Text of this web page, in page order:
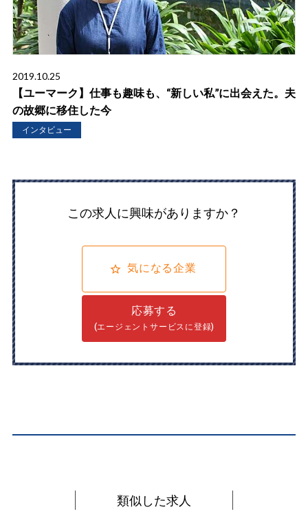
2019.10.25
【ユーマーク】仕事も趣味も、“新しい私”に出会えた。夫
の故郷に移住した今
インタビュー
この求人に興味がありますか？
気になる企業
応募する
(エージェントサービスに登録)
類似した求人